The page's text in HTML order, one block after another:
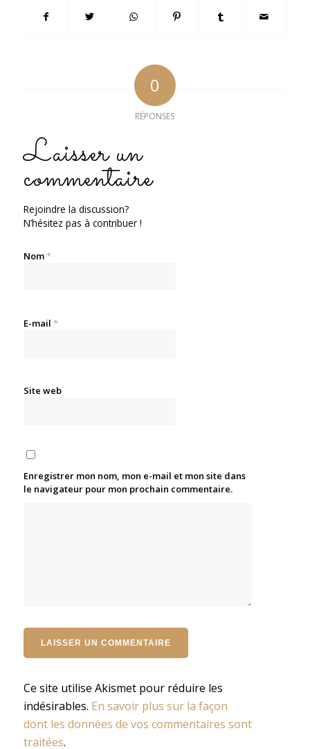
0
RÉPONSES
Laisser un
commentaire
Rejoindre la discussion?
N’hésitez pas à contribuer !
Nom*
E-mail *
Site web
Enregistrer mon nom, mon e-mail et mon site dans
le navigateur pour mon prochain commentaire.
Ce site utilise Akismet pour réduire les
indésirables. En savoir plus sur la façon
dont les données de vos commentaires sont
traitées.